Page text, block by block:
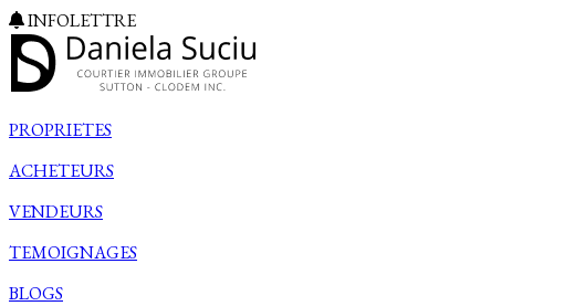
INFOLETTRE
PROPRIETES
ACHETEURS
VENDEURS
TEMOIGNAGES
BLOGS